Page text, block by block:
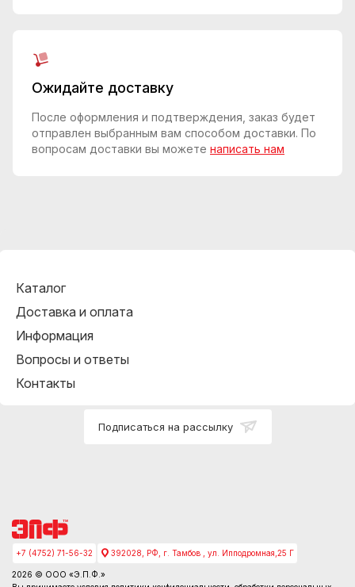
Ожидайте доставку
После оформления и подтверждения, заказ будет
отправлен выбранным вам способом доставки. По
вопросам доставки вы можете написать нам
Каталог
Доставка и оплата
Информация
Вопросы и ответы
Контакты
Подписаться на рассылку
+7 (4752) 71-56-32 392028, РФ, г. Тамбов , ул. Ипподромная,25 Г
2026 © ООО «Э.П.Ф.»